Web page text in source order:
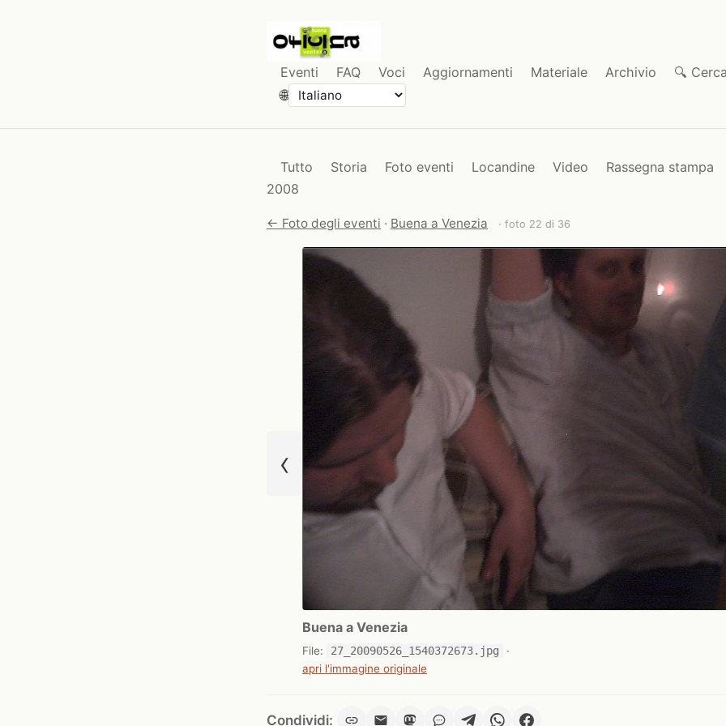
Eventi FAQ Voci Aggiornamenti Materiale Archivio
🔍
🌐
Tutto Storia Foto eventi Locandine Video
Rassegna stampa
2008
← Foto degli eventi · Buena a Venezia · foto 22 di 36
‹
Buena a Venezia
File: 27_20090526_1540372673.jpg
·
apri l'immagine originale
Condividi: